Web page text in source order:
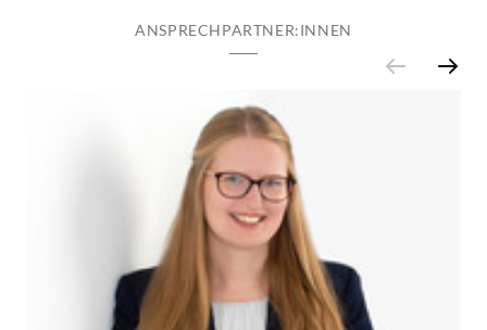
ANSPRECHPARTNER:INNEN